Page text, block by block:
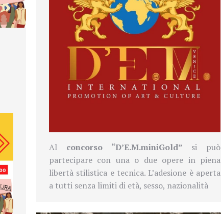
Al concorso “D’E.M.miniGold” si può
partecipare con una o due opere in piena
libertà stilistica e tecnica. L’adesione è aperta
a tutti senza limiti di età, sesso, nazionalità